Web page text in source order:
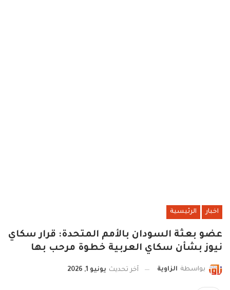
اخبار الرئيسية
عضو بعثة السودان بالأمم المتحدة: قرار سكاي
نيوز بشأن سكاي العربية خطوة مرحب بها
بواسطة الزاوية آخر تحديث يونيو 1, 2026